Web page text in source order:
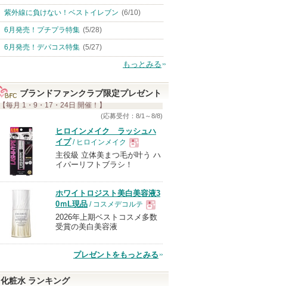
紫外線に負けない！ベストイレブン (6/10)
6月発売！プチプラ特集 (5/28)
6月発売！デパコス特集 (5/27)
もっとみる
ブランドファンクラブ限定プレゼント
【毎月 1・9・17・24日 開催！】
(応募受付：8/1～8/8)
ヒロインメイク ラッシュハ
イプ/ ヒロインメイク
現
品
主役級 立体美まつ毛が叶う ハ
イパーリフトブラシ！
ホワイトロジスト美白美容液3
0ｍL現品 / コスメデコルテ
現
品
2026年上期ベストコスメ多数
受賞の美白美容液
プレゼントをもっとみる
化粧水 ランキング